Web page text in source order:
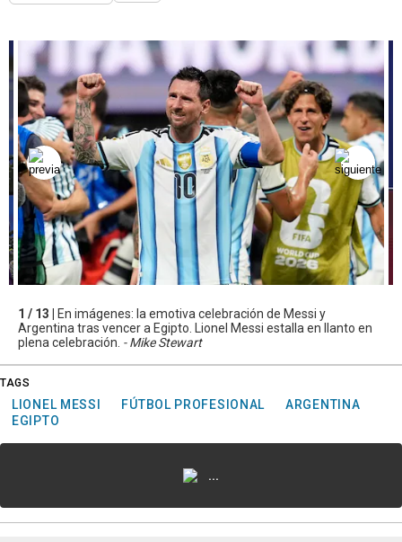
1 / 13 |
En imágenes: la emotiva celebración de Messi y
Argentina tras vencer a Egipto. Lionel Messi estalla en llanto en
plena celebración. - Mike Stewart
TAGS
LIONEL MESSI FÚTBOL PROFESIONAL
ARGENTINA
EGIPTO
...